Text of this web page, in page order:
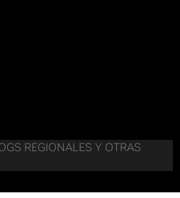
REGIONALES Y OTRAS